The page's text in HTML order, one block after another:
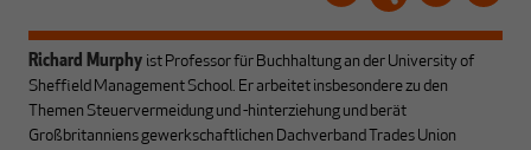
Richard Murphy ist Professor für Buchhaltung an der University of
Sheffield Management School. Er arbeitet insbesondere zu den
Themen Steuervermeidung und -hinterziehung und berät
Großbritanniens gewerkschaftlichen Dachverband Trades Union